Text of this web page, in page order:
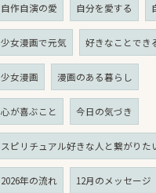
自作自演の愛 自分を愛する
少女漫画で元気 好きなことでき
少女漫画 漫画のある暮らし
心が喜ぶこと 今日の気づき
スピリチュアル好きな人と繋がりた
2026年の流れ 12月のメッセージ